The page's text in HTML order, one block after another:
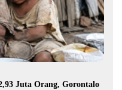
Juta Orang, Gorontalo